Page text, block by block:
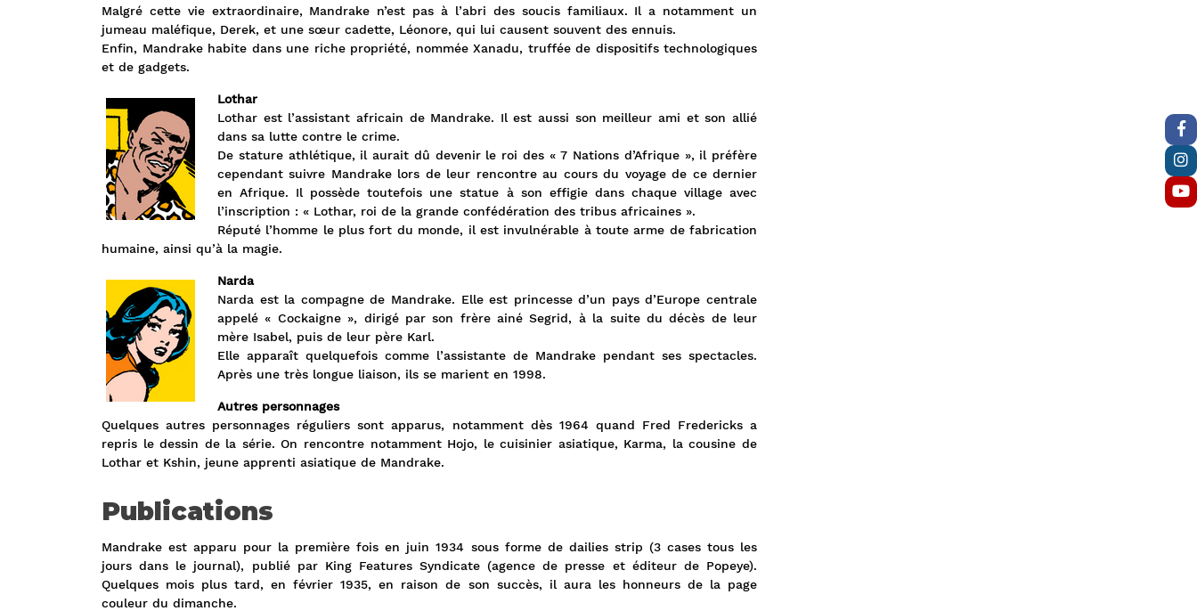
Malgré cette vie extraordinaire, Mandrake n’est pas à l’abri des soucis familiaux. Il a notamment un
jumeau maléfique, Derek, et une sœur cadette, Léonore, qui lui causent souvent des ennuis.
Enfin, Mandrake habite dans une riche propriété, nommée Xanadu, truffée de dispositifs technologiques
et de gadgets.
Lothar
Lothar est l’assistant africain de Mandrake. Il est aussi son meilleur ami et son allié
dans sa lutte contre le crime.
De stature athlétique, il aurait dû devenir le roi des « 7 Nations d’Afrique », il préfère
cependant suivre Mandrake lors de leur rencontre au cours du voyage de ce dernier
en Afrique. Il possède toutefois une statue à son effigie dans chaque village avec
l’inscription : « Lothar, roi de la grande confédération des tribus africaines ».
Réputé l’homme le plus fort du monde, il est invulnérable à toute arme de fabrication
humaine, ainsi qu’à la magie.
Narda
Narda est la compagne de Mandrake. Elle est princesse d’un pays d’Europe centrale
appelé « Cockaigne », dirigé par son frère ainé Segrid, à la suite du décès de leur
mère Isabel, puis de leur père Karl.
Elle apparaît quelquefois comme l’assistante de Mandrake pendant ses spectacles.
Après une très longue liaison, ils se marient en 1998.
Autres personnages
Quelques autres personnages réguliers sont apparus, notamment dès 1964 quand Fred Fredericks a
repris le dessin de la série. On rencontre notamment Hojo, le cuisinier asiatique, Karma, la cousine de
Lothar et Kshin, jeune apprenti asiatique de Mandrake.
Publications
Mandrake est apparu pour la première fois en juin 1934 sous forme de dailies strip (3 cases tous les
jours dans le journal), publié par King Features Syndicate (agence de presse et éditeur de Popeye).
Quelques mois plus tard, en février 1935, en raison de son succès, il aura les honneurs de la page
couleur du dimanche.